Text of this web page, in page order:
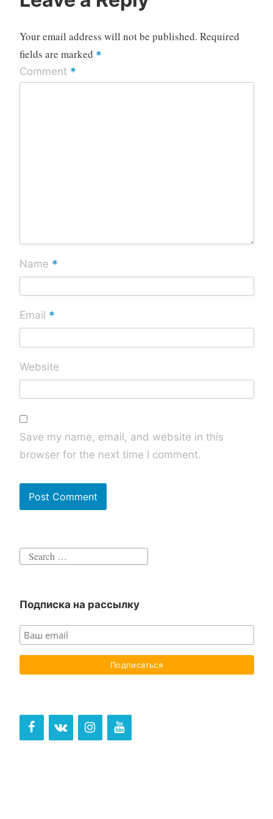
Your email address will not be published. Required
fields are marked *
Comment *
Name *
Email *
Website
Save my name, email, and website in this
browser for the next time I comment.
Search
Подписка на рассылку